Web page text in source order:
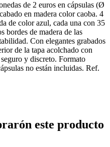
de 2 euros en cápsulas (Ø
en madera color caoba. 4
de color azul, cada una con 35
bordes de madera de las
Con elegantes grabados
de la tapa acolchado con
y discreto. Formato
no están incluidas. Ref.
este producto